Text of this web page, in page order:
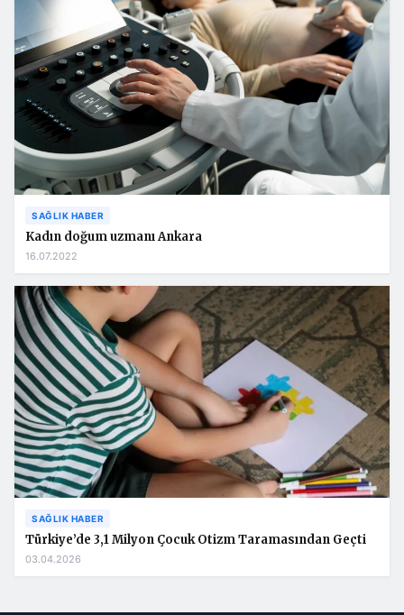
SAĞLIK HABER
Kadın doğum uzmanı Ankara
16.07.2022
SAĞLIK HABER
Türkiye’de 3,1 Milyon Çocuk Otizm Taramasından Geçti
03.04.2026